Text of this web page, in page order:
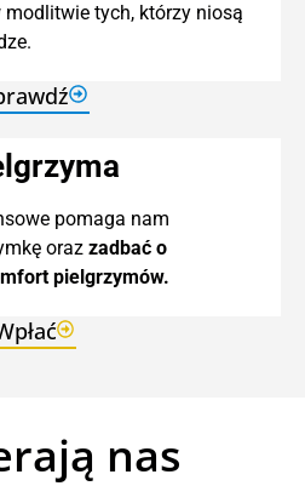
modlitwie tych, którzy niosą
pomaga nam
oraz zadbać o
pielgrzymów.
nas